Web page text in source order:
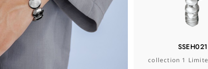
SSEH021
collection 1